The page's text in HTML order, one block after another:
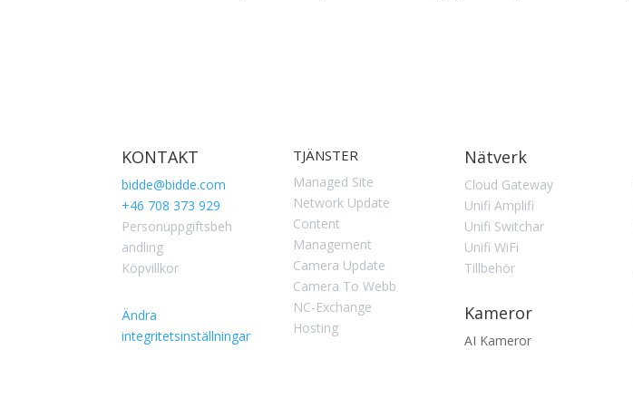
KONTAKT
bidde@bidde.com
+46 708 373 929
Personuppgiftsbeh
andling
Köpvillkor
Ändra
integritetsinställningar
TJÄNSTER
Managed Site
Network Update
Content
Management
Camera Update
Camera To Webb
NC-Exchange
Hosting
Nätverk
Cloud Gateway
Unifi Amplifi
Unifi Switchar
Unifi WiFi
Tillbehör
Kameror
AI Kameror